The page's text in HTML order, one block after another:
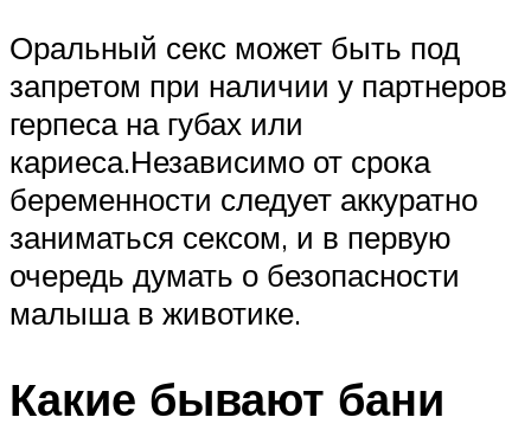
Оральный секс может быть под
запретом при наличии у партнеров
герпеса на губах или
кариеса.Независимо от срока
беременности следует аккуратно
заниматься сексом, и в первую
очередь думать о безопасности
малыша в животике.
Какие бывают бани